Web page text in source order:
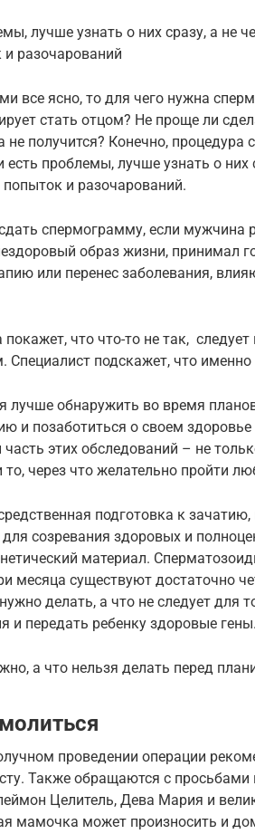
лучше узнать о них сразу, а не
разочарований
все ясно, то для чего нужна
стать отцом? Не проще ли
не получится? Конечно,
есть проблемы, лучше узнать о них
и разочарований.
спермограмму, если мужчина
образ жизни, принимал
или перенес заболевания,
что что-то не так, следует
Специалист подскажет, что именно
лучше обнаружить во время
и позаботиться о своем
этих обследований – не
через что желательно пройти
подготовка к
созревания здоровых и
материал.
месяца существуют достаточно
делать, а что не следует для
и передать ребенку здоровые гены.
а что нельзя делать перед
проведении операции
Также обращаются с
Целитель, Дева Мария и
мамочка может произносить и